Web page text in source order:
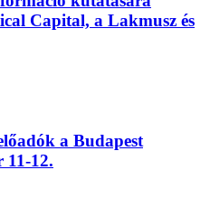
Capital, a Lakmusz és
a Budapest
11-12.